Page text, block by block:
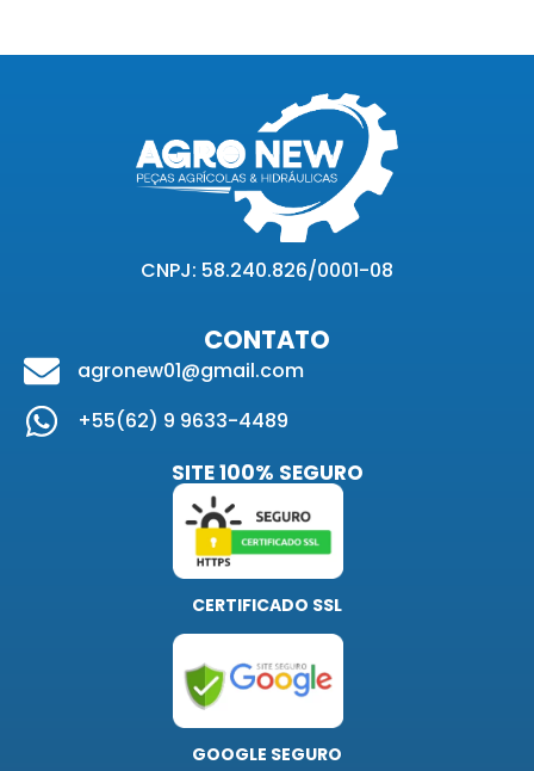
CNPJ: 58.240.826/0001-08
CONTATO
agronew01@gmail.com
+55(62) 9 9633-4489
SITE 100% SEGURO
CERTIFICADO SSL
GOOGLE SEGURO